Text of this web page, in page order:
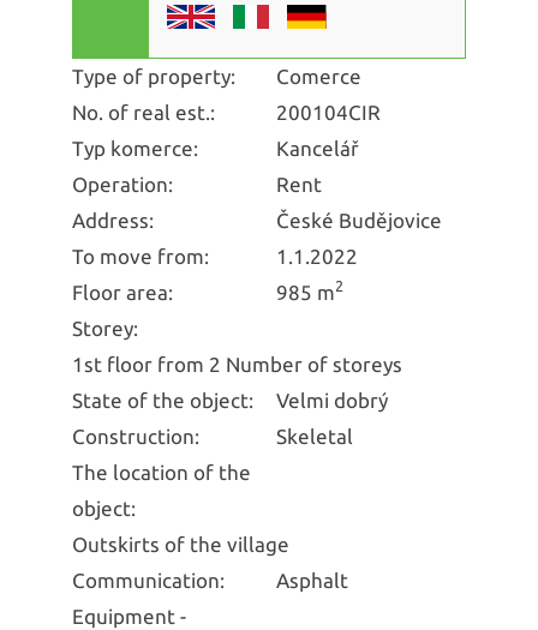
Type of property:
Comerce
No. of real est.:
200104CIR
Typ komerce:
Kancelář
Operation:
Rent
Address:
České Budějovice
To move from:
1.1.2022
Floor area:
985 m2
Storey:
1st floor from 2 Number of storeys
State of the object:
Velmi dobrý
Construction:
Skeletal
The location of the
object:
Outskirts of the village
Communication:
Asphalt
Equipment -